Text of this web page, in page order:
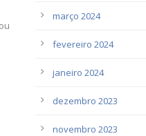
março 2024
fevereiro 2024
janeiro 2024
dezembro 2023
novembro 2023